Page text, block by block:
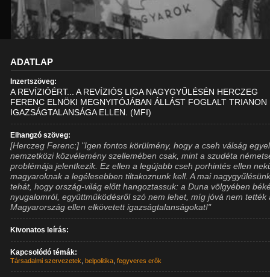
ADATLAP
Inzertszöveg:
A REVÍZIÓÉRT... A REVÍZIÓS LIGA NAGYGYŰLÉSÉN HERCZEG
FERENC ELNÖKI MEGNYITÓJÁBAN ÁLLÁST FOGLALT TRIANON
IGAZSÁGTALANSÁGA ELLEN. (MFI)
Elhangzó szöveg:
[Herczeg Ferenc:] "Igen fontos körülmény, hogy a cseh válság
nemzetközi közvélemény szellemében csak, mint a szudéta
problémája jelentkezik. Ez ellen a legújabb cseh porhintés ellen
magyaroknak a legélesebben tiltakoznunk kell. A mai
tehát, hogy ország-világ előtt hangoztassuk: a Duna völgyében
nyugalomról, együttműködésről szó nem lehet, míg jóvá nem tették
Magyarország ellen elkövetett igazságtalanságokat!"
Kivonatos leírás:
Kapcsolódó témák:
Társadalmi szervezetek ,belpolitika ,fegyveres erők